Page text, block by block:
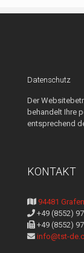
Datenschutz
Der
behandelt Ihre
entsprechend
KONTAKT
94481
+49 (8552)
+49 (8552)
info@tst-